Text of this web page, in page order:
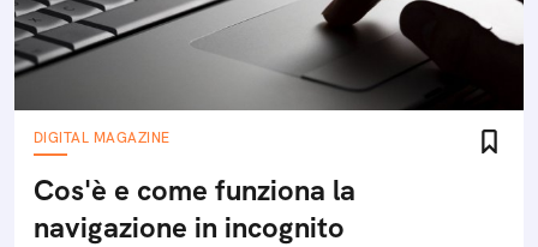
DIGITAL MAGAZINE
Cos'è e come funziona la
navigazione in incognito